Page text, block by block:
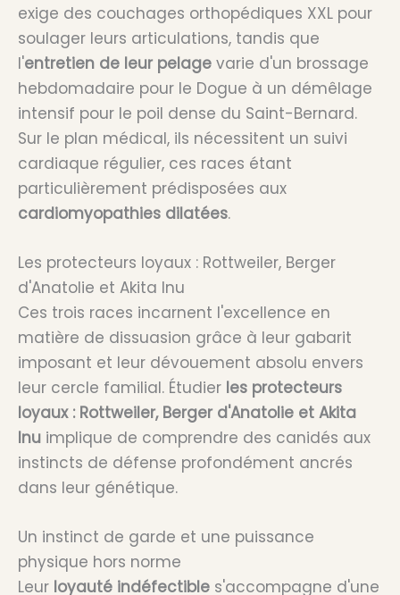
exige des couchages orthopédiques XXL pour
soulager leurs articulations, tandis que
l'entretien de leur pelage varie d'un brossage
hebdomadaire pour le Dogue à un démêlage
intensif pour le poil dense du Saint-Bernard.
Sur le plan médical, ils nécessitent un suivi
cardiaque régulier, ces races étant
particulièrement prédisposées aux
cardiomyopathies dilatées.
Les protecteurs loyaux : Rottweiler, Berger
d'Anatolie et Akita Inu
Ces trois races incarnent l'excellence en
matière de dissuasion grâce à leur gabarit
imposant et leur dévouement absolu envers
leur cercle familial. Étudier les protecteurs
loyaux : Rottweiler, Berger d'Anatolie et Akita
Inu implique de comprendre des canidés aux
instincts de défense profondément ancrés
dans leur génétique.
Un instinct de garde et une puissance
physique hors norme
Leur loyauté indéfectible s'accompagne d'une